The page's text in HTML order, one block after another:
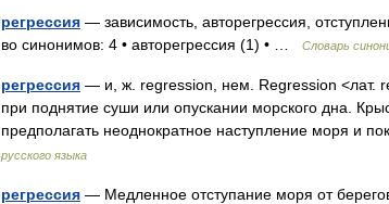
регрессия — зависимость, авторегрессия,
во синонимов: 4 • авторегрессия (1) • …
Словарь
регрессия — и, ж. regression, нем. Regression <лат.
при поднятие суши или опускании морского дна.
предполагать неоднократное наступление моря и
русского языка
регрессия — Медленное отступание моря от